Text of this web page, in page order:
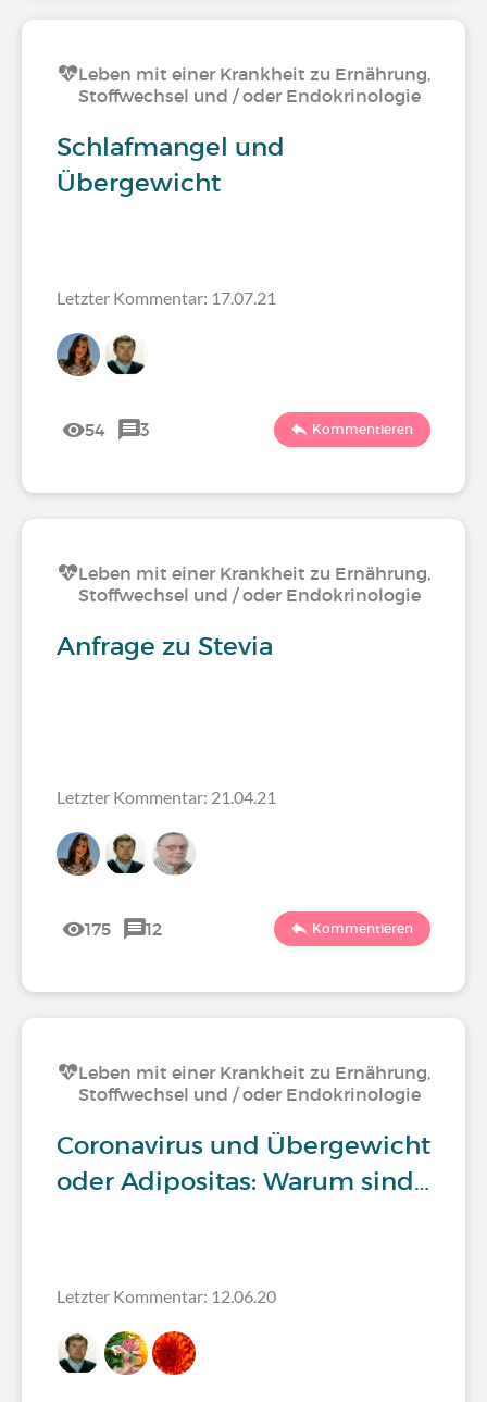
Leben mit einer Krankheit zu Ernährung,
Stoffwechsel und / oder Endokrinologie
Schlafmangel und
Übergewicht
Letzter Kommentar: 17.07.21
54 3 Kommentieren
Leben mit einer Krankheit zu Ernährung,
Stoffwechsel und / oder Endokrinologie
Anfrage zu Stevia
Letzter Kommentar: 21.04.21
175 12 Kommentieren
Leben mit einer Krankheit zu Ernährung,
Stoffwechsel und / oder Endokrinologie
Coronavirus und Übergewicht
oder Adipositas: Warum sind…
Letzter Kommentar: 12.06.20